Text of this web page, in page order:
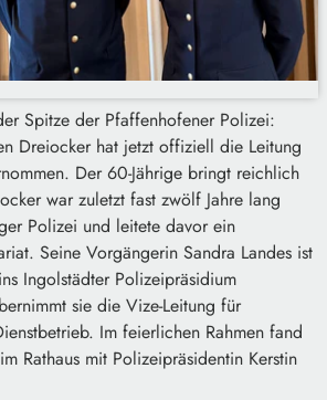
Spitze der Pfaffenhofener Polizei:
Dreiocker hat jetzt offiziell die Leitung
Der 60-Jährige bringt reichlich
war zuletzt fast zwölf Jahre lang
Polizei und leitete davor ein
Seine Vorgängerin Sandra Landes ist
Ingolstädter Polizeipräsidium
sie die Vize-Leitung für
Im feierlichen Rahmen fand
Rathaus mit Polizeipräsidentin Kerstin